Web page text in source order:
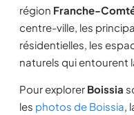
région Franche-
centre-ville, les
résidentielles, les
naturels qui entourent
Pour explorer Boissia
les photos de Boissia,